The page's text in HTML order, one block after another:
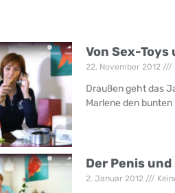
Von Sex-
22. November 2012
Draußen geht das
Marlene den
Der Penis
2. Januar 2012